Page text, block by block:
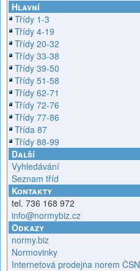
Hlavní
Třídy 1-3
Třídy 4-19
Třídy 20-32
Třídy 33-38
Třídy 39-50
Třídy 51-58
Třídy 62-71
Třídy 72-76
Třídy 77-86
Třída 87
Třídy 88-99
Další
Vyhledávání
Seznam tříd
Kontakty
tel. 736 168 972
info@normybiz.cz
Odkazy
normy.biz
Normovinky
Internetová prodejna norem ČSN